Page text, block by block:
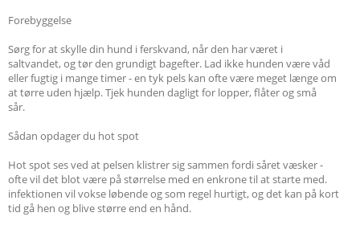
Forebyggelse
Sørg for at skylle din hund i ferskvand, når den har været i
saltvandet, og tør den grundigt bagefter. Lad ikke hunden være våd
eller fugtig i mange timer - en tyk pels kan ofte være meget længe om
at tørre uden hjælp. Tjek hunden dagligt for lopper, flåter og små
sår.
Sådan opdager du hot spot
Hot spot ses ved at pelsen klistrer sig sammen fordi såret væsker -
ofte vil det blot være på størrelse med en enkrone til at starte med.
infektionen vil vokse løbende og som regel hurtigt, og det kan på kort
tid gå hen og blive større end en hånd.